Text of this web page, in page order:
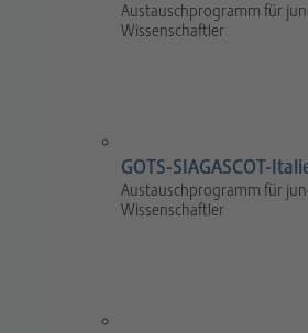
Austauschprogramm für
Wissenschaftler
GOTS-SIAGASCOT-
Austauschprogramm für
Wissenschaftler